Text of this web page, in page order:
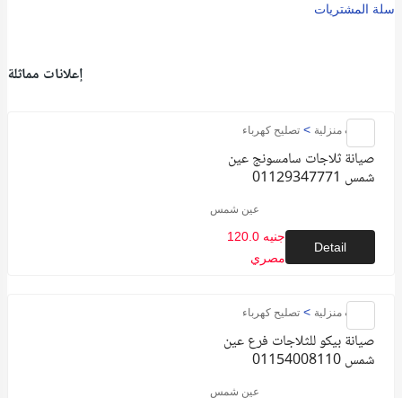
سلة المشتريات
إعلانات مماثلة
خدمات منزلية > تصليح كهرباء
صيانة ثلاجات سامسونج عين
شمس 01129347771
عين شمس
120.0 جنيه
مصري
Detail
خدمات منزلية > تصليح كهرباء
صيانة بيكو للثلاجات فرع عين
شمس 01154008110
عين شمس